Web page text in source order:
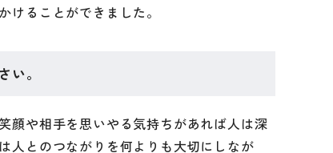
ることができました。
。
顔や相手を思いやる気持ちがあれば人は深
人とのつながりを何よりも大切にしなが